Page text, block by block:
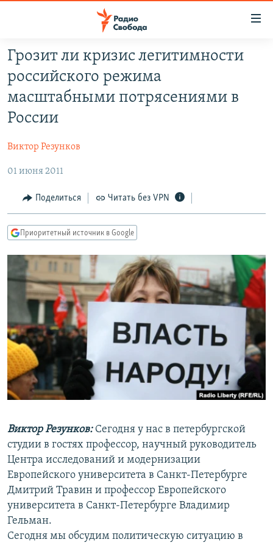
упрощенного
доступа
основному
Вернутся
навигации
Вернутся
поиску
ПРОГРАММЫ
ПОДКАСТЫ
АВТОРСКИЕ ПРОЕКТЫ
МНЕНИЯ
КУЛЬТУРА
IDEL.РЕАЛИИ
СЕВЕР.РЕАЛИИ
СИБИРЬ.РЕАЛИИ
РАСПИСАНИЕ ВЕЩАНИЯ
ПОДПИШИТЕСЬ НА РАССЫЛКУ
СОЦИАЛЬНЫЕ СЕТИ
Все сайты РСЕ/РС
Грозит ли кризис легитимности
российского режима
масштабными потрясениями в
России
Виктор Резунков
01 июня 2011
Поделиться Читать без VPN
Приоритетный источник в Google
Виктор Резунков:Сегодня у нас в петербургской
студии в гостях профессор, научный руководитель
Центра исследований и модернизации
Европейского университета в Санкт-Петербурге
Дмитрий Травин и профессор Европейского
университета в Санкт-Петербурге Владимир
Гельман.
Сегодня мы обсудим политическую ситуацию в